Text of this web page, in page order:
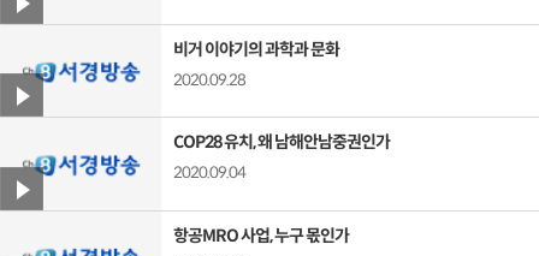
비거 이야기의 과학과 문화
2020.09.28
COP28 유치, 왜 남해안남중권인가
2020.09.04
항공MRO 사업, 누구 몫인가